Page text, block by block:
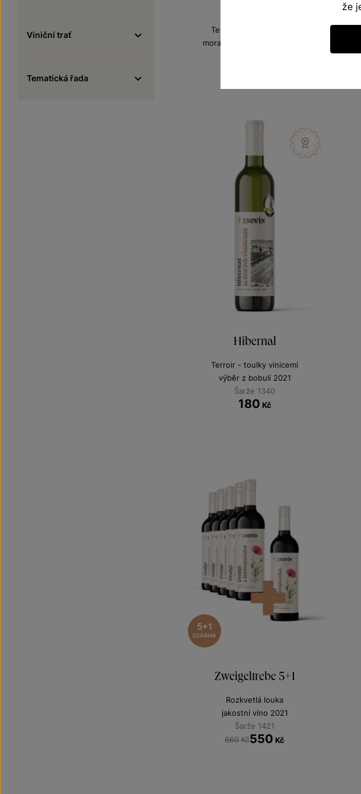
Viniční trať
Tematická řada
Terroir - toulky vinicemi
moravské zemské víno 2021
Hibernal
Terroir - toulky vinicemi
výběr z bobulí 2021
Šarže 1340
180 Kč
5+1
ZDARMA
Zweigeltrebe 5+1
Rozkvetlá louka
jakostní víno 2021
Šarže 1421
660 Kč550 Kč
že